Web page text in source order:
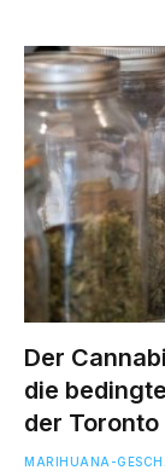
Der
die
der
MARIHUANA-